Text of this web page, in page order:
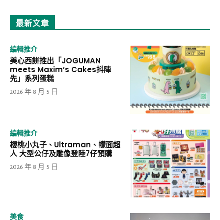
最新文章
編輯推介
美心西餅推出「JOGUMAN
meets Maxim’s Cakes抖陣
先」系列蛋糕
2026 年 8 月 5 日
編輯推介
櫻桃小丸子、Ultraman、幪面超
人 大型公仔及雕像登陸7仔預購
2026 年 8 月 5 日
美食